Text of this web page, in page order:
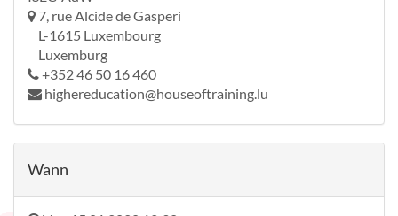
7, rue Alcide de Gasperi
L-1615 Luxembourg
Luxemburg
+352 46 50 16 460
highereducation@houseoftraining.lu
Wann